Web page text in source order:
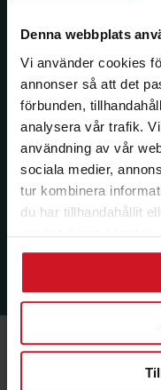
Denna webbplats
Vi använder cookies
annonser så att det
förbunden,
analysera vår trafik.
användning av vår
sociala medier,
tur kombinera
du har tillhandahållit
använt deras tjänster.